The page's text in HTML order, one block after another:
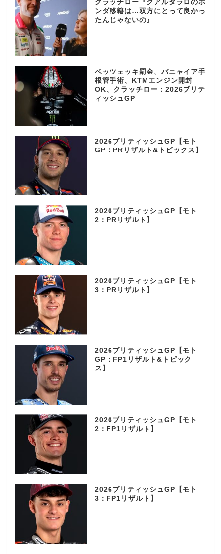
クラッチロー『クアルタラロのホ
ンダ移籍は…双方にとって良かっ
たんじゃないの』
ベッツェッキ罰金、バニャイア手
根管手術、KTMエンジン開封
OK、クラッチロー：2026ブリテ
ィッシュGP
2026ブリティッシュGP【モト
GP：PRリザルト&トピックス】
2026ブリティッシュGP【モト
2：PRリザルト】
2026ブリティッシュGP【モト
3：PRリザルト】
2026ブリティッシュGP【モト
GP：FP1リザルト&トピック
ス】
2026ブリティッシュGP【モト
2：FP1リザルト】
2026ブリティッシュGP【モト
3：FP1リザルト】